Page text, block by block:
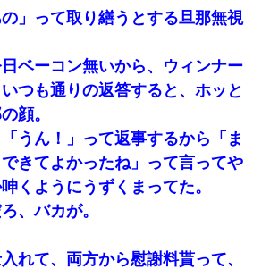
ったら下宿させて」私「しつこい、学校斡
→ 旦那が義兄に通報したら「志望校を変え
スな家柄のヤツなんかと家族になるのはご
れます…」→ 彼女「なんで言い返してくれ
親族「ブスのくせにドレスなんか着ちゃっ
いわよね～（大声」新郎両親「！！！（土
の」って取り繕うとする旦那無視
日ベーコン無いから、ウィンナー
つも通りの返答すると、ホッと
顔。
うん！」って返事するから「ま
きてよかったね」って言ってや
くようにうずくまってた。
、バカが。
れて、両方から慰謝料貰って、